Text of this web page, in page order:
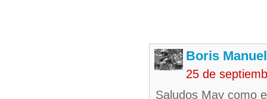
Boris
25 de
Saludos May como